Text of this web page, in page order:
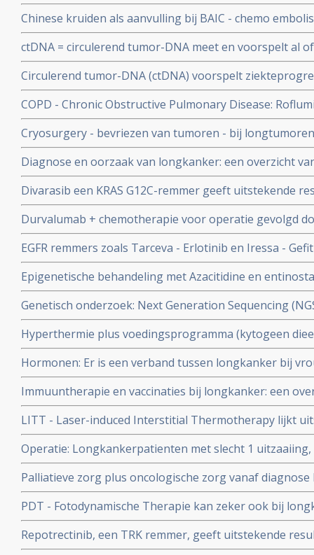
Chinese kruiden als aanvulling bij BAIC - chemo
geeft significant betere overleving - verdubbeling van
procent naar 51 procent, aldus gerandomiseerde studie
ctDNA = circulerend tumor-DNA meet en voorspelt al
kankercellen bij patienten met niet-kleincellige
operatieve behandeling
Circulerend tumor-DNA (ctDNA) voorspelt
kleincellige longkanker (EGFR - mutatie) die worden
tyrosinekinaseremmers
COPD - Chronic Obstructive Pulmonary Disease:
COPD patiënten aldus fase III studie bij 1411 COPD
Cryosurgery - bevriezen van tumoren - bij
hoopgevend.
Diagnose en oorzaak van longkanker: een overzicht
ontwikkelingen. Scroll in linkerkolom voor artikelen
Divarasib een KRAS G12C-remmer geeft uitstekende
ziekteprogressievrije tijd en overall overleving bij
longkanker in vergelijking met sotorasib en adagrasib
Durvalumab + chemotherapie voor operatie gevolgd
chemo geeft meer complete remissies bij patiënten
longkanker
EGFR remmers zoals Tarceva - Erlotinib en Iressa -
artikelen en recente ontwikkelingen.
Epigenetische behandeling met Azacitidine en
goede resultaten bij uitbehandelde patienten met
Genetisch onderzoek: Next Generation Sequencing
betere en gerichtere behandeling geven copy 1
Hyperthermie plus voedingsprogramma (kytogeen
zuurstoftherapie aanvullend op chemo geeft
overall overleving (42 maanden) bij patienten met
longkanker copy 1 copy 1
Hormonen: Er is een verband tussen longkanker bij
Na 5 jaar bleken vrouwen uit de hormoongroep een
hebben dan vrouwen die geen hormonen gebruikten.
longkankerpatienten.
Immuuntherapie en vaccinaties bij longkanker: een
en artikelen en recente ontwikkelingen.
LITT - Laser-induced Interstitial Thermotherapy lijkt
longkanker met gebruikmaking van uiterst fijne
tumor voor tumor wordt aangepakt. Dus niet alles
Operatie: Longkankerpatienten met slecht 1
geopereerd moeten worden en zijn genezend te
analyse
Palliatieve zorg plus oncologische zorg vanaf
tot langere overleving, betere kwaliteit van leven,
psychosociale gesteldheid in vergelijking met alleen
PDT - Fotodynamische Therapie kan zeker ook bij
behandeling zijn
Repotrectinib, een TRK remmer, geeft uitstekende
gevorderde niet-kleincellige longkanker (Respons van